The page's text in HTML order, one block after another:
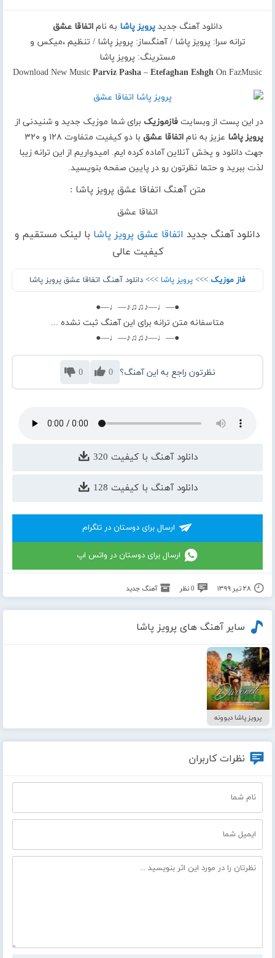
دانلود آهنگ جدید پرویز پاشا به نام اتفاقا عشق
ترانه سرا: پرویز پاشا / آهنگساز: پرویز پاشا / تنظیم ،میکس و
مسترینگ: پرویز پاشا
Download New Music Parviz Pasha – Etefaghan Eshgh On FazMusic
در این پست از وبسایتفازموزیک برای شما موزیک جدید و شنیدنی از
پرویز پاشا عزیز به ناماتفاقا عشق
با دو کیفیت متفاوت ۱۲۸ و ۳۲۰
جهت دانلود و پخش آنلاین آماده کرده ایم. امیدواریم از این ترانه زیبا
لذت ببرید و حتما نظرتون رو در پایین صفحه بنویسید.
متن آهنگ اتفاقا عشق پرویز پاشا :
اتفاقا عشق
دانلود آهنگ جدید اتفاقا عشق پرویز پاشا با لینک مستقیم و
کیفیت عالی
فاز موزیک >>> پرویز پاشا >>> دانلود آهنگ اتفاقا عشق پرویز پاشا
●—♩—♪♫♫♪—♩—●
متاسفانه متن ترانه برای این آهنگ ثبت نشده ...
●—♩—♪♫♫♪—♩—●
نظرتون راجع به این آهنگ؟ 0
0
دانلود آهنگ با کیفیت 320
دانلود آهنگ با کیفیت 128
ارسال برای دوستان در تلگرام
ارسال برای دوستان در واتس اپ
۲۸ تیر ۱۳۹۹ 0 نظر آهنگ جدید
سایر آهنگ های پرویز پاشا
پرویز پاشا دیوونه
نظرات کاربران